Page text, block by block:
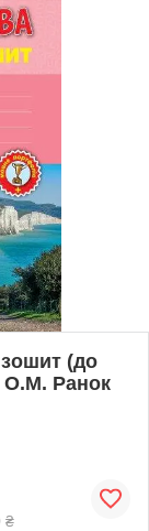
(до
О.М. Ранок
₴